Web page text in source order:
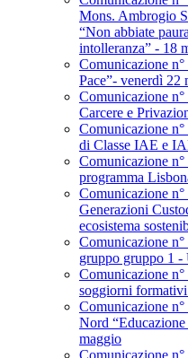
Mons. Ambrogio
“Non abbiate
intolleranza” - 18
Comunicazione
Pace”- venerdì 22
Comunicazione
Carcere e
Comunicazione
di Classe IAE e
Comunicazione
programma
Comunicazione
Generazioni
ecosistema
Comunicazione
gruppo gruppo 1 -
Comunicazione n°
soggiorni
Comunicazione
Nord
maggio